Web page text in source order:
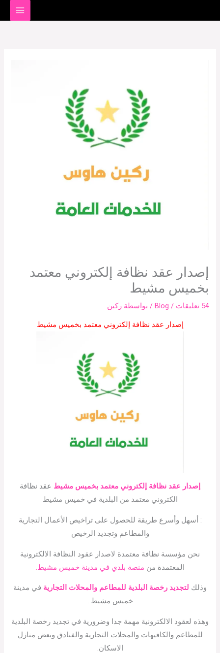
إلى
إصدار عقد نظافة إلكتروني معتمد
بخميس مشيط
54 تعليقات /
Blog / بواسطة ركين
إصدار عقد نظافة إلكتروني معتمد بخميس مشيط
إصدار عقد نظافة إلكتروني معتمد بخميس مشيط عقد نظافة
الكتروني معتمد من البلدية في خميس مشيط
: أسهل وأسرع طريقة للحصول على تراخيص الأعمال التجارية
والمطاعم وتجديد الرخيص
نحن مؤسسة نظافة معتمدة لاصدار عقود النظافة الالكترونية
المعتمدة من منصة بلدي في مدينة خميس مشيط.
وذلك لتجديد رخصة البلدية للمطاعم والمحلات التجارية في مدينة
خميس مشيط .
وهذه لعقود الالكترونية مهمة جدا وضرورية في تجديد رخصة البلدية
للمطاعم والكافيهات والمحلات التجارية والفنادق وبعض منازل
الاسكان.